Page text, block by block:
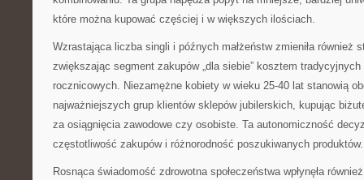
które można kupować częściej i w większych ilościach.
Wzrastająca liczba singli i późnych małżeństw zmieniła również
zwiększając segment zakupów „dla siebie” kosztem
rocznicowych. Niezamężne kobiety w wieku 25-40 lat stanowią
najważniejszych grup klientów sklepów jubilerskich, kupując
za osiągnięcia zawodowe czy osobiste. Ta autonomiczność
częstotliwość zakupów i różnorodność poszukiwanych produktów.
Rosnąca świadomość zdrowotna społeczeństwa wpłynęła